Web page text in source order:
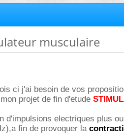
musculaire
ci j'ai besoin de vos
projet de fin d'etude
d'impulsions electriques plus
fin de provoquer la